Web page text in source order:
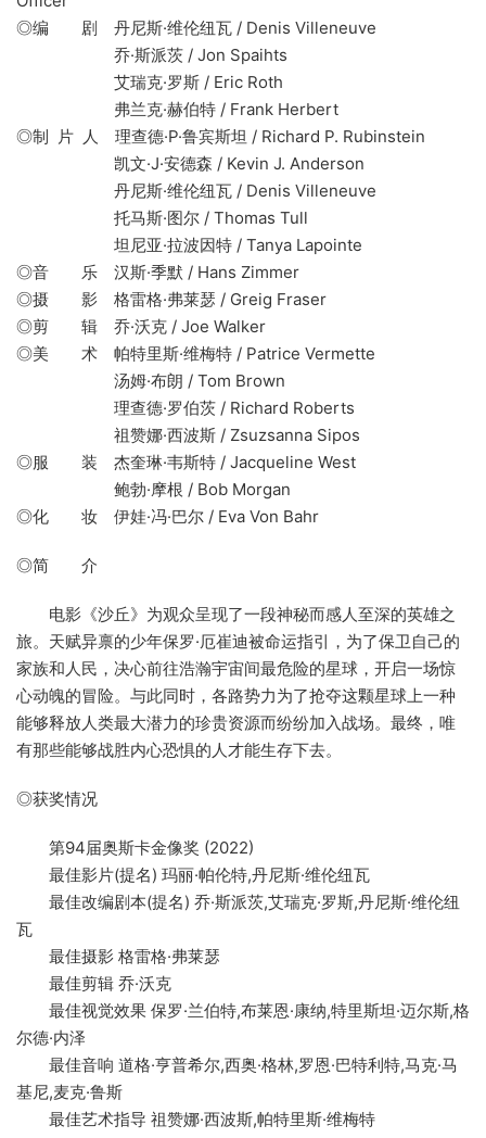
◎编 剧 丹尼斯·维伦纽瓦 / Denis Villeneuve
乔·斯派茨 / Jon Spaihts
艾瑞克·罗斯 / Eric Roth
弗兰克·赫伯特 / Frank Herbert
◎制 片 人 理查德·P·鲁宾斯坦 / Richard P. Rubinstein
凯文·J·安德森 / Kevin J. Anderson
丹尼斯·维伦纽瓦 / Denis Villeneuve
托马斯·图尔 / Thomas Tull
坦尼亚·拉波因特 / Tanya Lapointe
◎音 乐 汉斯·季默 / Hans Zimmer
◎摄 影 格雷格·弗莱瑟 / Greig Fraser
◎剪 辑 乔·沃克 / Joe Walker
◎美 术 帕特里斯·维梅特 / Patrice Vermette
汤姆·布朗 / Tom Brown
理查德·罗伯茨 / Richard Roberts
祖赞娜·西波斯 / Zsuzsanna Sipos
◎服 装 杰奎琳·韦斯特 / Jacqueline West
鲍勃·摩根 / Bob Morgan
◎化 妆 伊娃·冯·巴尔 / Eva Von Bahr
◎简 介
电影《沙丘》为观众呈现了一段神秘而感人至深的英雄之
旅。天赋异禀的少年保罗·厄崔迪被命运指引，为了保卫自己的
家族和人民，决心前往浩瀚宇宙间最危险的星球，开启一场惊
心动魄的冒险。与此同时，各路势力为了抢夺这颗星球上一种
能够释放人类最大潜力的珍贵资源而纷纷加入战场。最终，唯
有那些能够战胜内心恐惧的人才能生存下去。
◎获奖情况
第94届奥斯卡金像奖 (2022)
最佳影片(提名) 玛丽·帕伦特,丹尼斯·维伦纽瓦
最佳改编剧本(提名) 乔·斯派茨,艾瑞克·罗斯,丹尼斯·维伦纽
瓦
最佳摄影 格雷格·弗莱瑟
最佳剪辑 乔·沃克
最佳视觉效果 保罗·兰伯特,布莱恩·康纳,特里斯坦·迈尔斯,格
尔德·内泽
最佳音响 道格·亨普希尔,西奥·格林,罗恩·巴特利特,马克·马
基尼,麦克·鲁斯
最佳艺术指导 祖赞娜·西波斯,帕特里斯·维梅特